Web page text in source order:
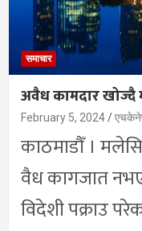
समाचार
अवैध कामदार खोज्दै
February 5, 2024
काठमाडौँ ।
वैध कागजात
विदेशी पक्राउ